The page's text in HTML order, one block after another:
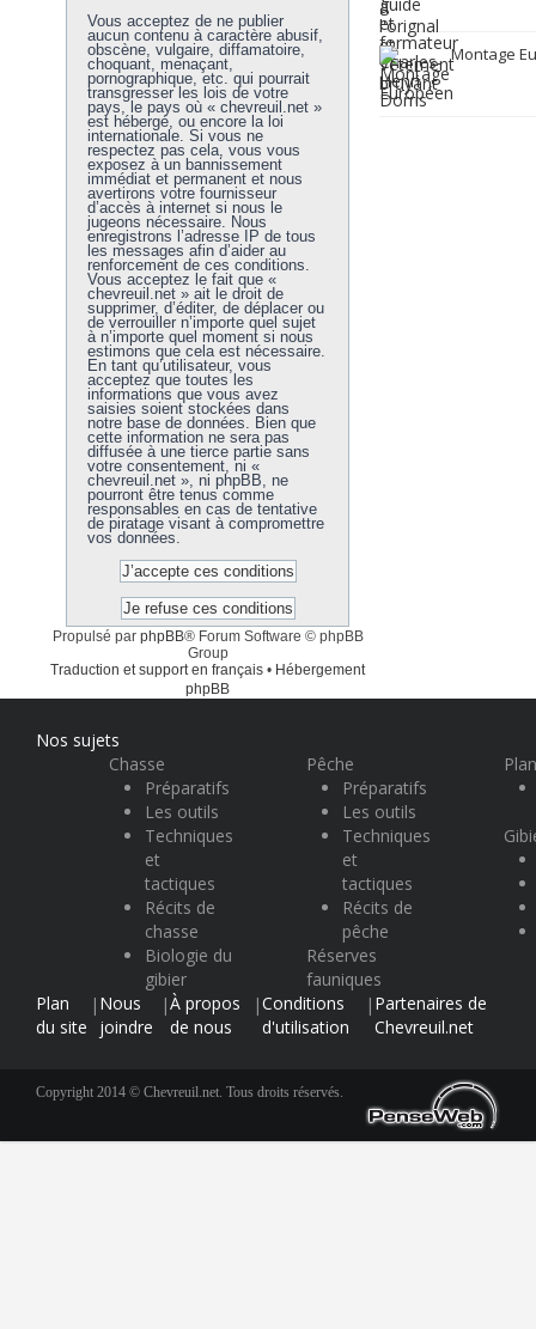
Vous acceptez de ne publier
aucun contenu à caractère abusif,
obscène, vulgaire, diffamatoire,
choquant, menaçant,
pornographique, etc. qui pourrait
transgresser les lois de votre
pays, le pays où « chevreuil.net »
est hébergé, ou encore la loi
internationale. Si vous ne
respectez pas cela, vous vous
exposez à un bannissement
immédiat et permanent et nous
avertirons votre fournisseur
d’accès à internet si nous le
jugeons nécessaire. Nous
enregistrons l’adresse IP de tous
les messages afin d’aider au
renforcement de ces conditions.
Vous acceptez le fait que «
chevreuil.net » ait le droit de
supprimer, d’éditer, de déplacer ou
de verrouiller n’importe quel sujet
à n’importe quel moment si nous
estimons que cela est nécessaire.
En tant qu’utilisateur, vous
acceptez que toutes les
informations que vous avez
saisies soient stockées dans
notre base de données. Bien que
cette information ne sera pas
diffusée à une tierce partie sans
votre consentement, ni «
chevreuil.net », ni phpBB, ne
pourront être tenus comme
responsables en cas de tentative
de piratage visant à compromettre
vos données.
Propulsé par phpBB® Forum Software © phpBB
Group
Traduction et support en français • Hébergement
phpBB
Montage
Nos sujets
Chasse
Préparatifs
Les outils
Techniques
et
tactiques
Récits de
chasse
Biologie du
gibier
Pêche
Préparatifs
Les outils
Techniques
et
tactiques
Récits de
pêche
Réserves
fauniques
Plan
du site
| Nous
joindre
|À propos
de nous
|Conditions
d'utilisation
| Partenaires de
Chevreuil.net
Copyright 2014 © Chevreuil.net. Tous droits réservés.